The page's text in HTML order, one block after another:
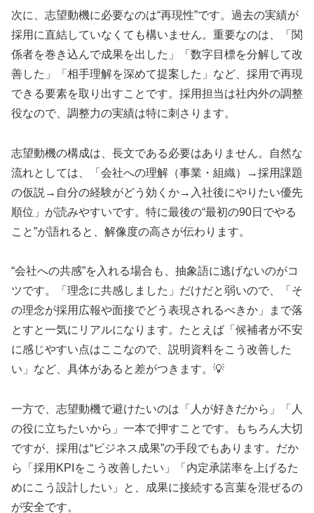
次に、志望動機に必要なのは“再現性”です。過去の実績が
採用に直結していなくても構いません。重要なのは、「関
係者を巻き込んで成果を出した」「数字目標を分解して改
善した」「相手理解を深めて提案した」など、採用で再現
できる要素を取り出すことです。採用担当は社内外の調整
役なので、調整力の実績は特に刺さります。
志望動機の構成は、長文である必要はありません。自然な
流れとしては、「会社への理解（事業・組織）→採用課題
の仮説→自分の経験がどう効くか→入社後にやりたい優先
順位」が読みやすいです。特に最後の“最初の90日でやる
こと”が語れると、解像度の高さが伝わります。
“会社への共感”を入れる場合も、抽象語に逃げないのがコ
ツです。「理念に共感しました」だけだと弱いので、「そ
の理念が採用広報や面接でどう表現されるべきか」まで落
とすと一気にリアルになります。たとえば「候補者が不安
に感じやすい点はここなので、説明資料をこう改善した
い」など、具体があると差がつきます。💡
一方で、志望動機で避けたいのは「人が好きだから」「人
の役に立ちたいから」一本で押すことです。もちろん大切
ですが、採用は“ビジネス成果”の手段でもあります。だか
ら「採用KPIをこう改善したい」「内定承諾率を上げるた
めにこう設計したい」と、成果に接続する言葉を混ぜるの
が安全です。